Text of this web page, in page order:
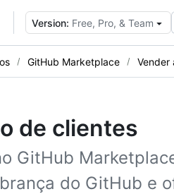
Version: Free, Pro, & Team
GitHub Marketplace Vender
de clientes
GitHub
do GitHub e